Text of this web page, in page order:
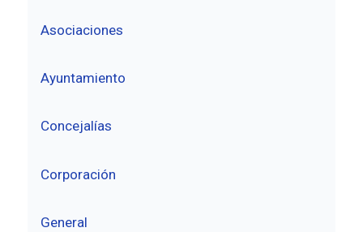
Asociaciones
Ayuntamiento
Concejalías
Corporación
General